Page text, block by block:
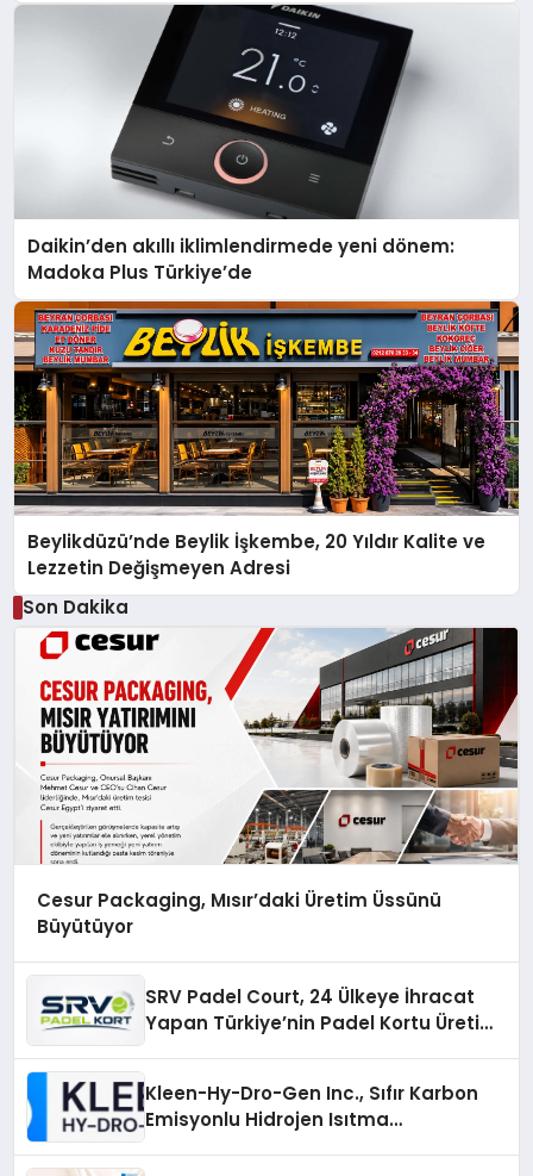
Daikin’den akıllı iklimlendirmede yeni dönem:
Madoka Plus Türkiye’de
Beylikdüzü’nde Beylik İşkembe, 20 Yıldır Kalite ve
Lezzetin Değişmeyen Adresi
Son Dakika
Cesur Packaging, Mısır’daki Üretim Üssünü
Büyütüyor
SRV Padel Court, 24 Ülkeye İhracat
Yapan Türkiye’nin Padel Kortu Üretim
Kleen-Hy-Dro-Gen Inc., Sıfır Karbon
Emisyonlu Hidrojen Isıtma